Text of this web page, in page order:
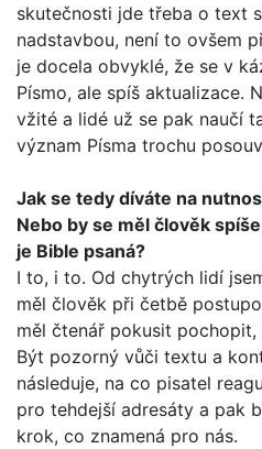
skutečnosti jde třeba o text
nadstavbou, není to ovšem
je docela obvyklé, že se v
Písmo, ale spíš aktualizace.
vžité a lidé už se pak naučí
význam Písma trochu
Jak se tedy díváte na
Nebo by se měl člověk
je Bible psaná?
I to, i to. Od chytrých lidí
měl člo­věk při četbě
měl čtenář poku­sit
Být pozorný vůči textu a
následuje, na co pisatel
pro tehdejší adresáty a pak
krok, co znamená pro nás.